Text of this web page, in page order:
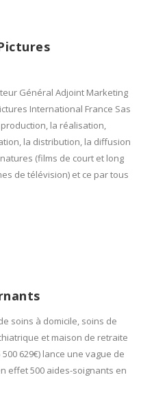
Général Adjoint Marketing
International France Sas
la réalisation,
la distribution, la diffusion
(films de court et long
de télévision) et ce par tous
soins à domicile, soins de
et maison de retraite
500 629€) lance une vague de
effet 500 aides-soignants en